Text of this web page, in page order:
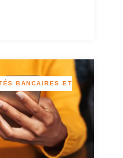
BANCAIRES ET